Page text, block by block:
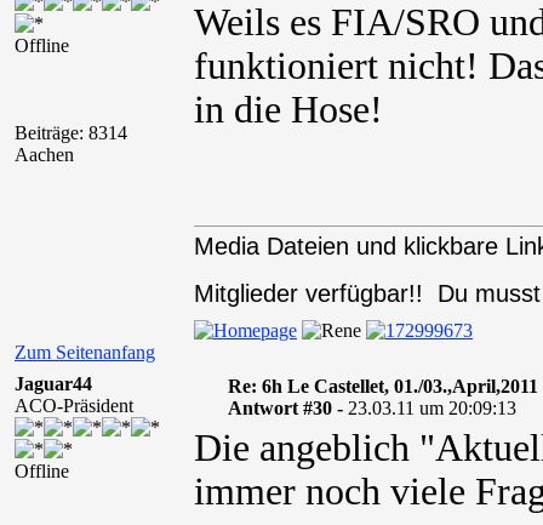
Offline
Beiträge: 8314
Aachen
Weils es FIA/SRO
funktioniert nicht!
in die Hose!
Zum Seitenanfang
Media Dateien und klickbare
Mitglieder verfügbar!! Du
Jaguar44
ACO-Präsident
Offline
Re: 6h Le Castellet, 01./03.,April,2011
Antwort #30 - 23.03.11 um 20:09:13
Die angeblich
immer noch viele